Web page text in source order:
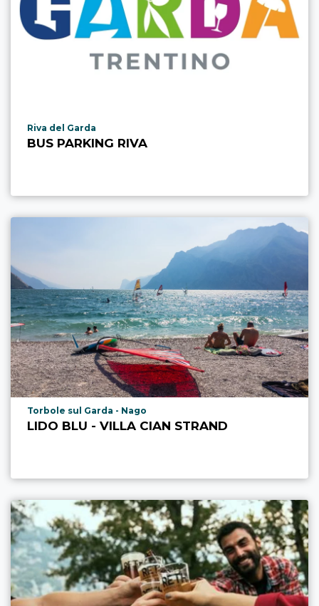
aria.poi_location_prefix
Riva del Garda
BUS PARKING RIVA
aria.poi_location_prefix
Torbole sul Garda - Nago
LIDO BLU - VILLA CIAN STRAND